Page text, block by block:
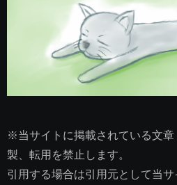
※当サイトに掲載されている文
製、転用を禁止します。
引用する場合は引用元として当